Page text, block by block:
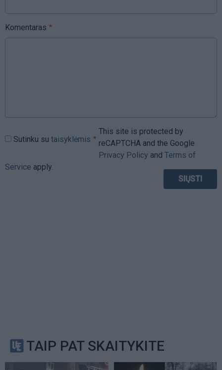
Komentaras
Sutinku su taisyklėmis
This site is protected by
reCAPTCHA and the Google
Privacy Policy and Terms of
Service apply.
TAIP PAT SKAITYKITE